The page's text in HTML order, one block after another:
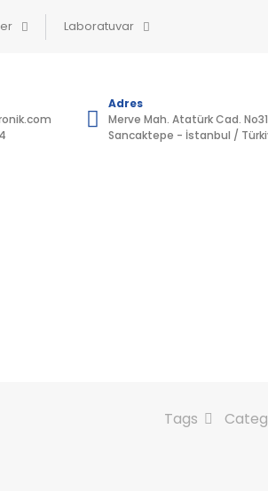
Laboratuvar
Adres
Merve Mah. Atatürk Cad.
Sancaktepe - İstanbul /
Tags